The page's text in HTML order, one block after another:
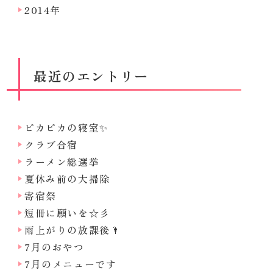
2014年
最近のエントリー
ピカピカの寝室✨
クラブ合宿
ラーメン総選挙
夏休み前の大掃除
寄宿祭
短冊に願いを☆彡
雨上がりの放課後🌂
7月のおやつ
7月のメニューです